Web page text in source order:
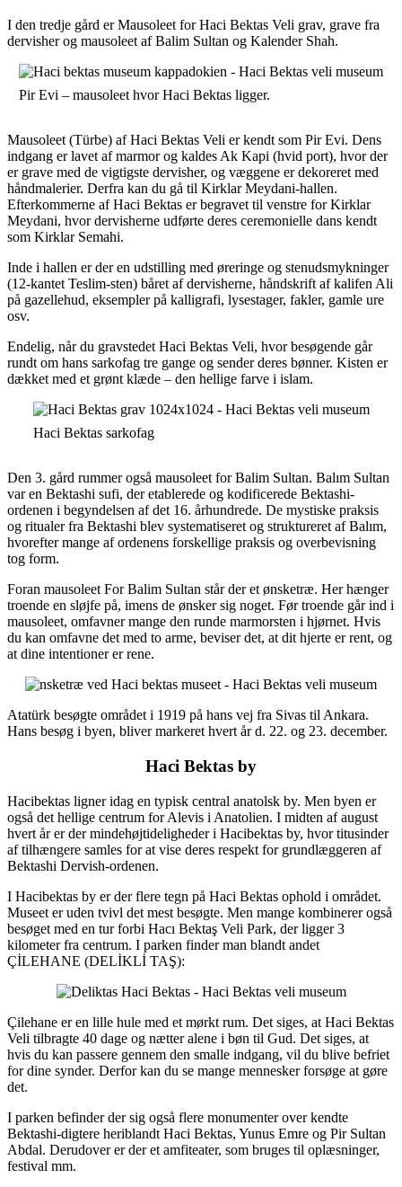
I den tredje gård er Mausoleet for Haci Bektas Veli grav, grave fra
dervisher og mausoleet af Balim Sultan og Kalender Shah.
Pir Evi – mausoleet hvor Haci Bektas ligger.
Mausoleet (Türbe) af Haci Bektas Veli er kendt som Pir Evi. Dens
indgang er lavet af marmor og kaldes Ak Kapi (hvid port), hvor der
er grave med de vigtigste dervisher, og væggene er dekoreret med
håndmalerier. Derfra kan du gå til Kirklar Meydani-hallen.
Efterkommerne af Haci Bektas er begravet til venstre for Kirklar
Meydani, hvor dervisherne udførte deres ceremonielle dans kendt
som Kirklar Semahi.
Inde i hallen er der en udstilling med øreringe og stenudsmykninger
(12-kantet Teslim-sten) båret af dervisherne, håndskrift af kalifen Ali
på gazellehud, eksempler på kalligrafi, lysestager, fakler, gamle ure
osv.
Endelig, når du gravstedet Haci Bektas Veli, hvor besøgende går
rundt om hans sarkofag tre gange og sender deres bønner. Kisten er
dækket med et grønt klæde – den hellige farve i islam.
Haci Bektas sarkofag
Den 3. gård rummer også mausoleet for Balim Sultan. Balım Sultan
var en Bektashi sufi, der etablerede og kodificerede Bektashi-
ordenen i begyndelsen af ​​det 16. århundrede. De mystiske praksis
og ritualer fra Bektashi blev systematiseret og struktureret af Balım,
hvorefter mange af ordenens forskellige praksis og overbevisning
tog form.
Foran mausoleet For Balim Sultan står der et ønsketræ. Her hænger
troende en sløjfe på, imens de ønsker sig noget. Før troende går ind i
mausoleet, omfavner mange den runde marmorsten i hjørnet. Hvis
du kan omfavne det med to arme, beviser det, at dit hjerte er rent, og
at dine intentioner er rene.
Atatürk besøgte området i 1919 på hans vej fra Sivas til Ankara.
Hans besøg i byen, bliver markeret hvert år d. 22. og 23. december.
Haci Bektas by
Hacibektas ligner idag en typisk central anatolsk by. Men byen er
også det hellige centrum for Alevis i Anatolien. I midten af ​​august
hvert år er der mindehøjtideligheder i Hacibektas by, hvor titusinder
af tilhængere samles for at vise deres respekt for grundlæggeren af ​​
Bektashi Dervish-ordenen.
I Hacibektas by er der flere tegn på Haci Bektas ophold i området.
Museet er uden tvivl det mest besøgte. Men mange kombinerer også
besøget med en tur forbi Hacı Bektaş Veli Park, der ligger 3
kilometer fra centrum. I parken finder man blandt andet
ÇİLEHANE (DELİKLİ TAŞ):
Çilehane er en lille hule med et mørkt rum. Det siges, at Haci Bektas
Veli tilbragte 40 dage og nætter alene i bøn til Gud. Det siges, at
hvis du kan passere gennem den smalle indgang, vil du blive befriet
for dine synder. Derfor kan du se mange mennesker forsøge at gøre
det.
I parken befinder der sig også flere monumenter over kendte
Bektashi-digtere heriblandt Haci Bektas, Yunus Emre og Pir Sultan
Abdal. Derudover er der et amfiteater, som bruges til oplæsninger,
festival mm.